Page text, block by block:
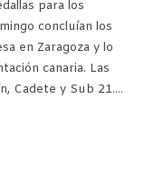
para los
en Zaragoza y lo
canaria. Las
Cadete y Sub 21....